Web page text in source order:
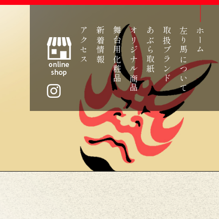
ホーム
左り馬について
取扱ブランド
あぶら取紙
オリジナル商品
舞台用化粧品
新着情報
アクセス